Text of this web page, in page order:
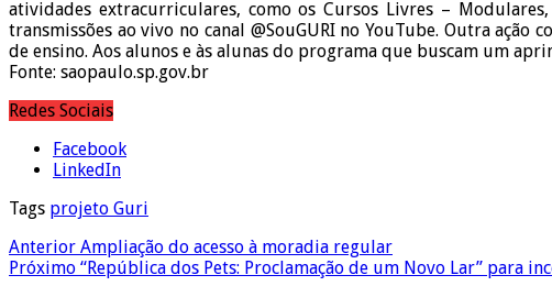
atividades extracurriculares, como os Cursos Livres –
transmissões ao vivo no canal @SouGURI no YouTube. Outra
de ensino. Aos alunos e às alunas do programa que buscam um
Fonte: saopaulo.sp.gov.br
Redes Sociais
Facebook
LinkedIn
Tags projeto Guri
Anterior Ampliação do acesso à moradia regular
Próximo “República dos Pets: Proclamação de um Novo Lar” para